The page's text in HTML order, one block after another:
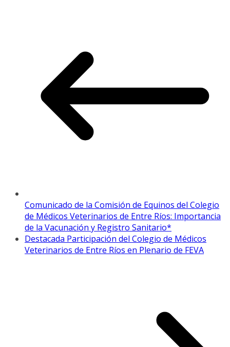
Comunicado de la Comisión de Equinos del Colegio
de Médicos Veterinarios de Entre Ríos: Importancia
de la Vacunación y Registro Sanitario*
Destacada Participación del Colegio de Médicos
Veterinarios de Entre Ríos en Plenario de FEVA